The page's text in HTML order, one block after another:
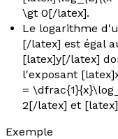
\gt 0[/latex].
Le logarithme
[/latex] est égal
[latex]y[/latex]
l'exposant
=
2[/latex] et
Exemple